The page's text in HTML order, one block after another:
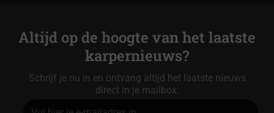
Altijd op de hoogte van het laatste
karpernieuws?
Schrijf je nu in en ontvang altijd het laatste nieuws
direct in je mailbox.